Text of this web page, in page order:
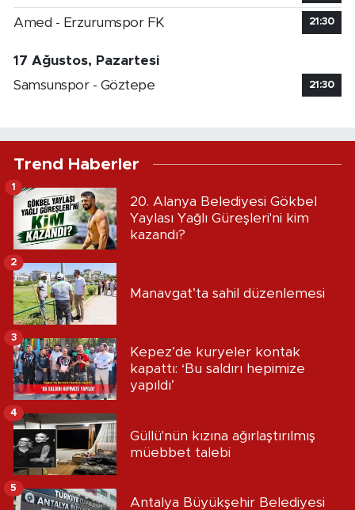
Amed - Erzurumspor FK 21:30
17 Ağustos, Pazartesi
Samsunspor - Göztepe
21:30
Trend Haberler
20. Alanya Belediyesi Gökbel
Yaylası Yağlı Güreşleri'ni kim
kazandı?
1
Manavgat’ta sahil düzenlemesi
2
Kepez’de kuryeler kontak
kapattı: ‘Bu saldırı hepimize
yapıldı’
3
Güllü'nün kızına ağırlaştırılmış
müebbet talebi
4
Antalya Büyükşehir Belediyesi
5